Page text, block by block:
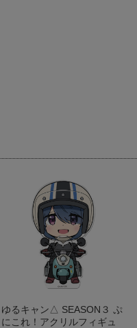
ゆるキャン△ SEASON３ ぷ
にこれ！アクリルフィギュ